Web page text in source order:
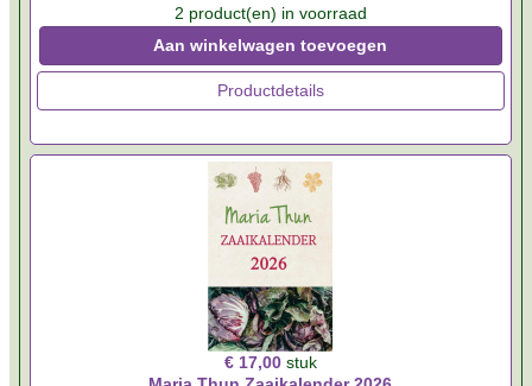
2 product(en) in voorraad
Aan winkelwagen toevoegen
Productdetails
€ 17,00 stuk